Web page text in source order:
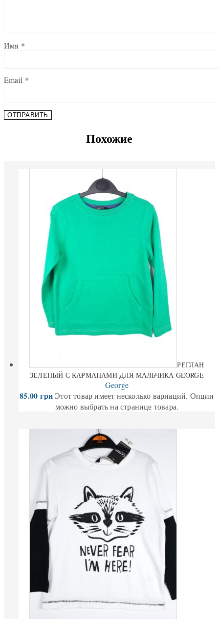
Имя *
Email *
Похожие
РЕГЛАН
ЗЕЛЕНЫЙ С КАРМАНАМИ ДЛЯ МАЛЬЧИКА GEORGE
George
85.00грн Этот товар имеет несколько вариаций. Опции
можно выбрать на странице товара.